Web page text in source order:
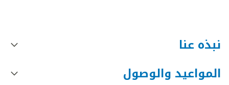
نبذه عنا
المواعيد والوصول